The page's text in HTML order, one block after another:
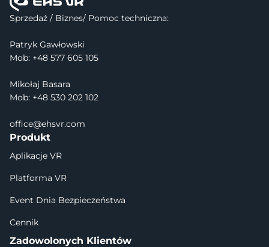
Sprzedaż / Biznes/ Pomoc techniczna:
Patryk Gawłowski
Mob: +48 577 605 105
Mikołaj Basara
Mob: +48 530 202 102
office@ehsvr.com
Produkt
Aplikacje VR
Platforma VR
Event Dnia Bezpieczeństwa
Cennik
Zadowolonych Klientów